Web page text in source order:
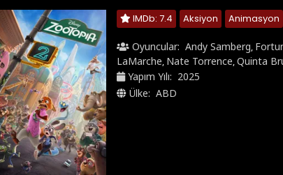
IMDb: 7.4 Aksiyon Animasyon
Oyuncular: Andy Samberg,
LaMarche, Nate Torrence,Quinta
Yapım Yılı: 2025
Ülke: ABD